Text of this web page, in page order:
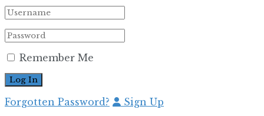
Remember Me
Forgotten Password? Sign Up